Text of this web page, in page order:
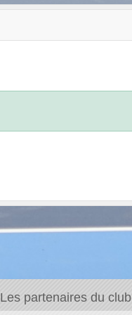
Les partenaires du club